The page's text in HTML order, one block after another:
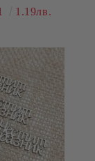
1.19лв.